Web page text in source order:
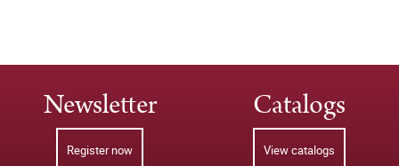
Newsletter
Register now
Catalogs
View catalogs